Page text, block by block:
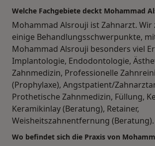
Welche Fachgebiete deckt Mohammad
Mohammad Alsrouji ist Zahnarzt. Wir
einige Behandlungsschwerpunkte,
Mohammad Alsrouji besonders viel
Implantologie, Endodontologie,
Zahnmedizin, Professionelle
(Prophylaxe), Angstpatient/
Prothetische Zahnmedizin, Füllung,
Keramikinlay (Beratung), Retainer,
Weisheitszahnentfernung (Beratung).
Wo befindet sich die Praxis von